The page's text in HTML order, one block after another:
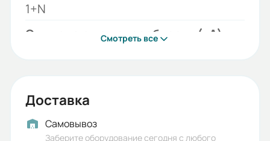
1+N
Отключающая способность (кА):
АС
Времятоковая характеристика:
Смотреть все
Доставка
Самовывоз
Заберите оборудование сегодня с любого